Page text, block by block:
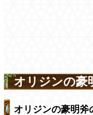
オリジンの豪
オリジンの豪明斧